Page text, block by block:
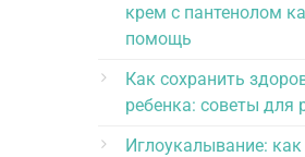
крем с пантенолом
помощь
Как сохранить
ребенка: советы для
Иглоукалывание: как